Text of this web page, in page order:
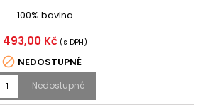
100% bavlna
Cena
493,00 Kč (s DPH)
 NEDOSTUPNÉ
Nedostupné